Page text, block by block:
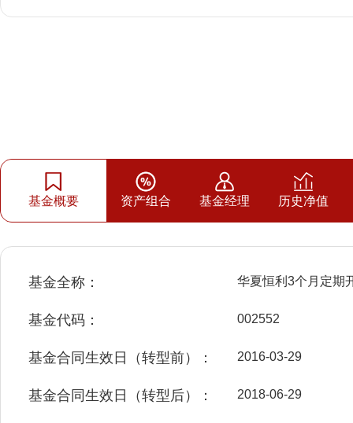
基金概要 资产组合 基金经理 历史净值
基金全称： 华夏恒利3个月定期
基金代码： 002552
基金合同生效日（转型前）： 2016-03-29
基金合同生效日（转型后）： 2018-06-29